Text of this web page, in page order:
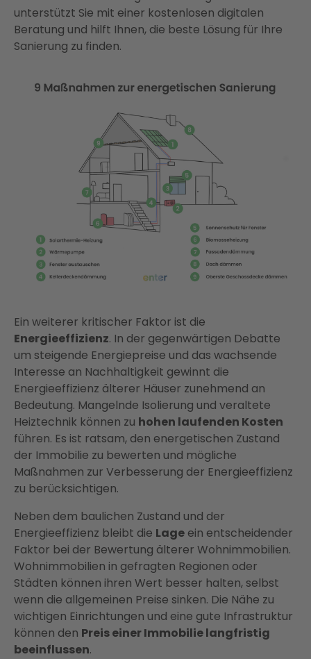
unterstützt Sie mit einer kostenlosen digitalen
Beratung und hilft Ihnen, die beste Lösung für Ihre
Sanierung zu finden.
Ein weiterer kritischer Faktor ist die
Energieeffizienz. In der gegenwärtigen Debatte
um steigende Energiepreise und das wachsende
Interesse an Nachhaltigkeit gewinnt die
Energieeffizienz älterer Häuser zunehmend an
Bedeutung. Mangelnde Isolierung und veraltete
Heiztechnik können zu hohen laufenden Kosten
führen. Es ist ratsam, den energetischen Zustand
der Immobilie zu bewerten und mögliche
Maßnahmen zur Verbesserung der Energieeffizienz
zu berücksichtigen.
Neben dem baulichen Zustand und der
Energieeffizienz bleibt die Lage ein entscheidender
Faktor bei der Bewertung älterer Wohnimmobilien.
Wohnimmobilien in gefragten Regionen oder
Städten können ihren Wert besser halten, selbst
wenn die allgemeinen Preise sinken. Die Nähe zu
wichtigen Einrichtungen und eine gute Infrastruktur
können den Preis einer Immobilie langfristig
beeinflussen.